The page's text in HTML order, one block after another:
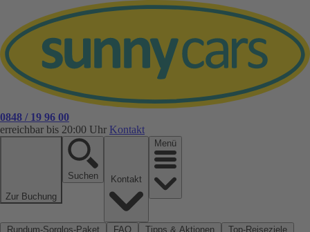
0848 / 19 96 00
erreichbar bis 20:00 Uhr Kontakt
Zur Buchung
Suchen
Menü